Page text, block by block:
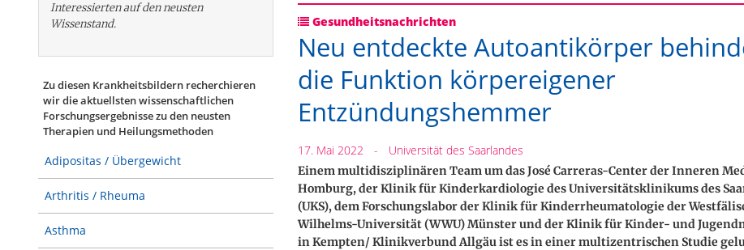
Interessierten auf den neusten
Wissenstand.
Zu diesen Krankheitsbildern recherchieren
wir die aktuellsten wissenschaftlichen
Forschungs­ergebnisse zu den neusten
Therapien und Heilungsmethoden
Adipositas / Übergewicht
Arthritis / Rheuma
Asthma
Gesundheitsnachrichten
Neu entdeckte Autoantikörper
die Funktion körpereigener
Entzündungshemmer
17. Mai 2022 - Universität des Saarlandes
Einem multidisziplinären Team um das José Carreras-Center der Inneren
Homburg, der Klinik für Kinderkardiologie des Universitätsklinikums des
(UKS), dem Forschungslabor der Klinik für Kinderrheumatologie der
Wilhelms-Universität (WWU) Münster und der Klinik für Kinder- und
in Kempten/ Klinikverbund Allgäu ist es in einer multizentrischen Studie